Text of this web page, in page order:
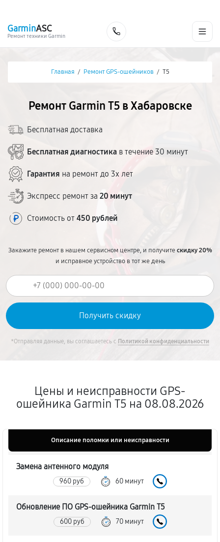
GarminASC
Ремонт техники Garmin
Главная / Ремонт GPS-ошейников / T5
Ремонт Garmin T5 в Хабаровске
Бесплатная доставка
Бесплатная диагностика в течение 30 минут
Гарантия на ремонт до 3х лет
Экспресс ремонт за 20 минут
Стоимость от 450 рублей
Закажите ремонт в нашем сервисном центре, и получитескидку 20%
и исправное устройство в тот же день
*Отправляя данные, вы соглашаетесь с Политикой конфиденциальности
Цены и неисправности GPS-
ошейника Garmin T5 на 08.08.2026
Описание поломки или неисправности
Замена антенного модуля
960 руб 60 минут
Обновление ПО GPS-ошейника Garmin T5
600 руб 70 минут